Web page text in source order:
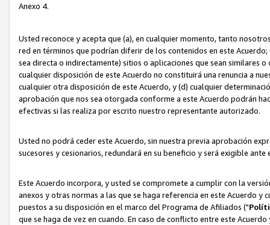
Anexo 4.
Usted reconoce y acepta que (a), en cualquier momento, tanto
red en términos que podrían diferir de los contenidos en este
sea directa o indirectamente) sitios o aplicaciones que sean similares
cualquier disposición de este Acuerdo no constituirá una renuncia a
cualquier otra disposición de este Acuerdo, y (d) cualquier
aprobación que nos sea otorgada conforme a este Acuerdo podrán
efectivas si las realiza por escrito nuestro representante autorizado.
Usted no podrá ceder este Acuerdo, sin nuestra previa aprobación
sucesores y cesionarios, redundará en su beneficio y será exigible
Este Acuerdo incorpora, y usted se compromete a cumplir con la
anexos y otras normas a las que se haga referencia en este Acuerdo
puestos a su disposición en el marco del Programa de Afiliados ("
que se haga de vez en cuando. En caso de conflicto entre este